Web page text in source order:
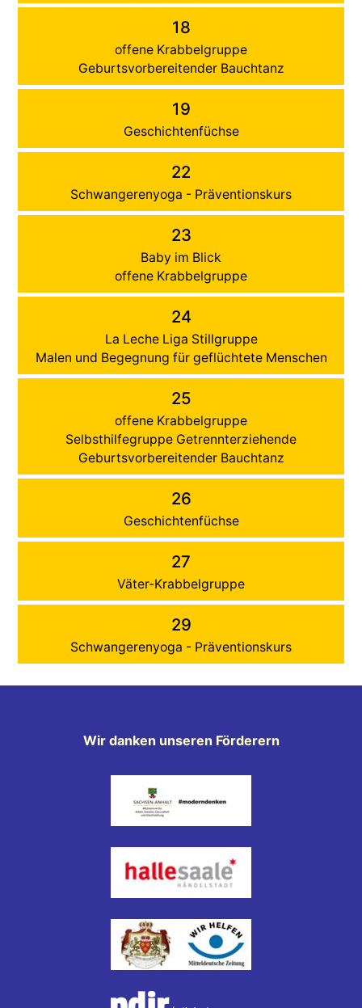
18
offene Krabbelgruppe
Geburtsvorbereitender Bauchtanz
19
Geschichtenfüchse
22
Schwangerenyoga - Präventionskurs
23
Baby im Blick
offene Krabbelgruppe
24
La Leche Liga Stillgruppe
Malen und Begegnung für geflüchtete Menschen
25
offene Krabbelgruppe
Selbsthilfegruppe Getrennterziehende
Geburtsvorbereitender Bauchtanz
26
Geschichtenfüchse
27
Väter-Krabbelgruppe
29
Schwangerenyoga - Präventionskurs
Wir danken unseren Förderern